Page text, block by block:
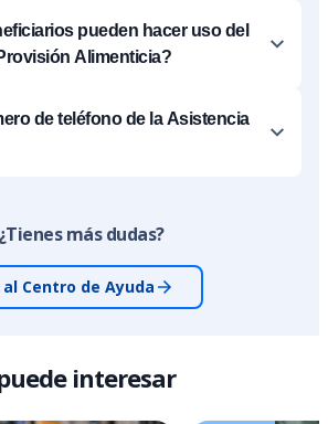
pueden hacer uso del
Alimenticia?
de teléfono de la Asistencia
¿Tienes más dudas?
al Centro de Ayuda
interesar